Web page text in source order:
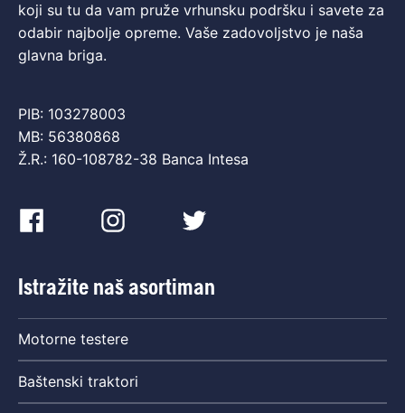
koji su tu da vam pruže vrhunsku podršku i savete za
odabir najbolje opreme. Vaše zadovoljstvo je naša
glavna briga.
PIB: 103278003
MB: 56380868
Ž.R.: 160-108782-38 Banca Intesa
Istražite naš asortiman
Motorne testere
Baštenski traktori